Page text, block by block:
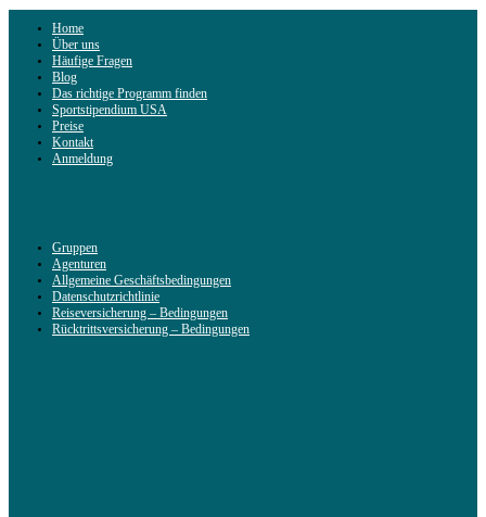
Home
Über uns
Häufige Fragen
Blog
Das richtige Programm finden
Sportstipendium USA
Preise
Kontakt
Anmeldung
Gruppen
Agenturen
Allgemeine Geschäftsbedingungen
Datenschutzrichtlinie
Reiseversicherung – Bedingungen
Rücktrittsversicherung – Bedingungen